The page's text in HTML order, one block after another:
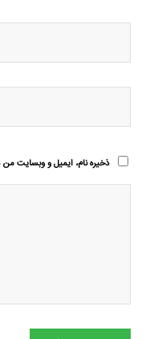
ذخیره نام، ایمیل و وبسایت من